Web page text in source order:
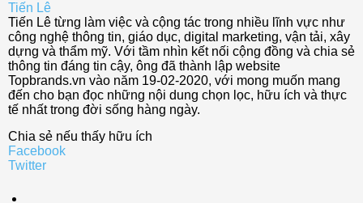
Tiến Lê
Tiến Lê từng làm việc và cộng tác trong nhiều lĩnh vực như
công nghệ thông tin, giáo dục, digital marketing, vận tải, xây
dựng và thẩm mỹ. Với tầm nhìn kết nối cộng đồng và chia sẻ
thông tin đáng tin cậy, ông đã thành lập website
Topbrands.vn vào năm 19-02-2020, với mong muốn mang
đến cho bạn đọc những nội dung chọn lọc, hữu ích và thực
tế nhất trong đời sống hàng ngày.
Chia sẻ nếu thấy hữu ích
Facebook
Twitter